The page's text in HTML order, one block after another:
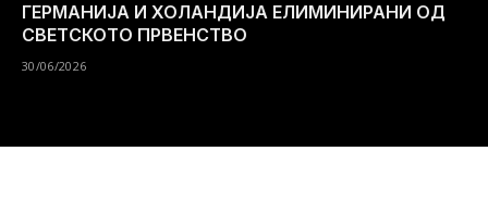
ГЕРМАНИЈА И ХОЛАНДИЈА ЕЛИМИНИРАНИ ОД
СВЕТСКОТО ПРВЕНСТВО
30/06/2026